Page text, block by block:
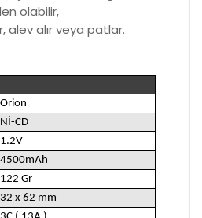
olabilir,
alev alır veya patlar.
Orion
Nİ-CD
1.2V
4500mAh
122 Gr
32 x 62 mm